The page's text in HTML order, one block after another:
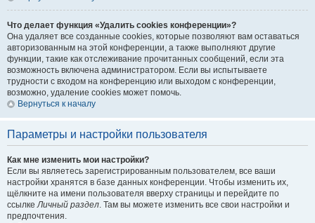
Что делает функция «Удалить cookies конференции»?
Она удаляет все созданные cookies, которые позволяют вам оставаться
авторизованным на этой конференции, а также выполняют другие
функции, такие как отслеживание прочитанных сообщений, если эта
возможность включена администратором. Если вы испытываете
трудности с входом на конференцию или выходом с конференции,
возможно, удаление cookies может помочь.
Вернуться к началу
Параметры и настройки пользователя
Как мне изменить мои настройки?
Если вы являетесь зарегистрированным пользователем, все ваши
настройки хранятся в базе данных конференции. Чтобы изменить их,
щёлкните на имени пользователя вверху страницы и перейдите по
ссылкеЛичный раздел. Там вы можете изменить все свои настройки и
предпочтения.